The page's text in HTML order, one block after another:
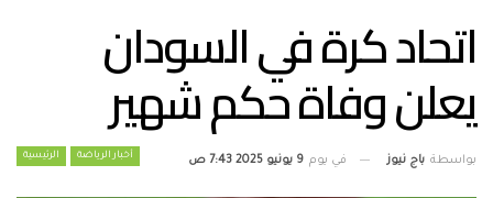
اتحاد كرة في السودان
يعلن وفاة حكم شهير
أخبار الرياضة الرئيسية بواسطة باج نيوز في يوم 9 يونيو 2025 7:43 ص